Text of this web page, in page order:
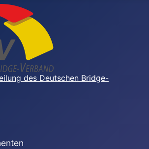
des Deutschen Bridge-